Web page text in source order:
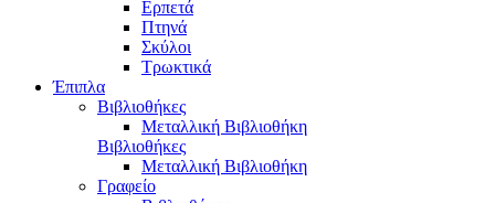
Ερπετά
Πτηνά
Σκύλοι
Τρωκτικά
Έπιπλα
Βιβλιοθήκες
Μεταλλική Βιβλιοθήκη
Βιβλιοθήκες
Μεταλλική Βιβλιοθήκη
Γραφείο